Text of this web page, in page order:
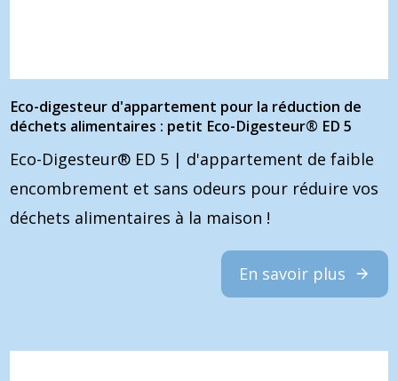
Eco-digesteur d'appartement pour la réduction de
déchets alimentaires : petit Eco-Digesteur® ED 5
Eco-Digesteur® ED 5 | d'appartement de faible
encombrement et sans odeurs pour réduire vos
déchets alimentaires à la maison !
En savoir plus